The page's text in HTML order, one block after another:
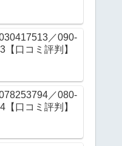
／090-
【口コミ評判】
／080-
【口コミ評判】